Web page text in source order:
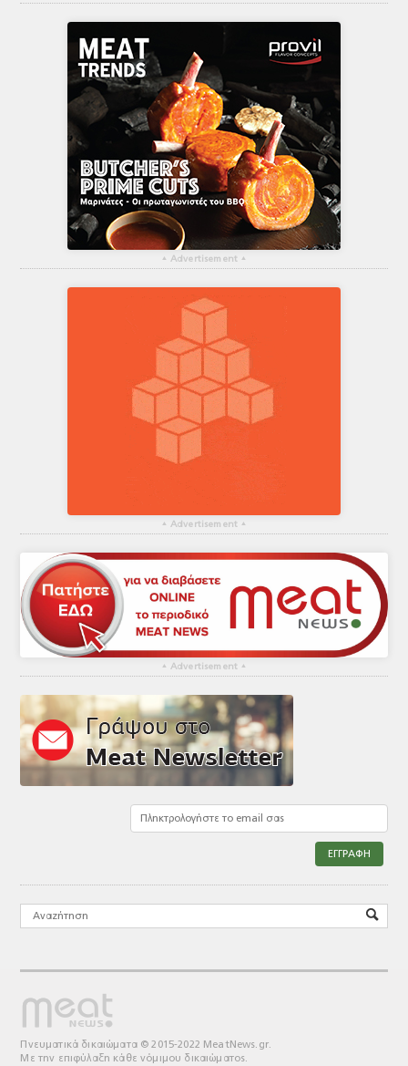
▴ Advertisement ▴
▴ Advertisement ▴
▴ Advertisement ▴
Πνευματικά δικαιώματα © 2015-2022 MeatNews.gr.
Με την επιφύλαξη κάθε νόμιμου δικαιώματος.